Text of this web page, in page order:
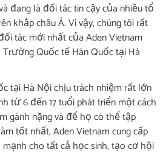
đang là đối tác tin cậy của nhiều tổ
khắp châu Á. Vì vậy, chúng tôi rất
tác mới nhất của Aden Vietnam
Quốc tế Hàn Quốc tại Hà
tại Hà Nội chịu trách nhiệm rất lớn
từ 6 đến 17 tuổi phát triển một cách
gánh nặng và để họ có thể tập
tốt nhất, Aden Vietnam cung cấp
cho tất cả học sinh, tạo cơ hội